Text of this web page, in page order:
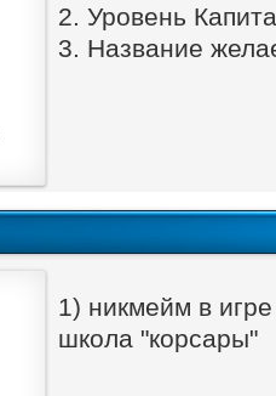
2. Уровень
3. Название
1) никмейм в
школа "корсары"